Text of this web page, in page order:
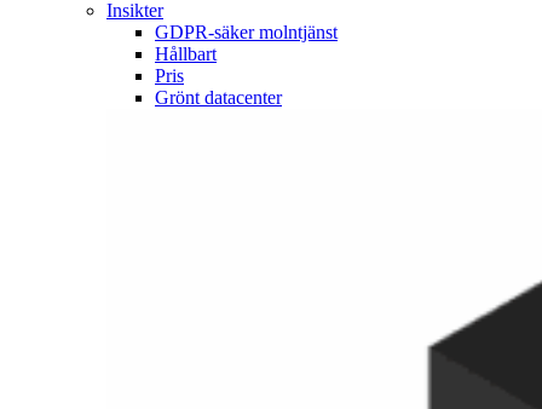
Insikter
GDPR-säker molntjänst
Hållbart
Pris
Grönt datacenter